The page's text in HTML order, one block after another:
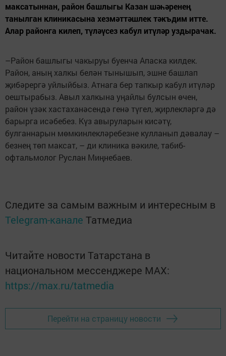
максатыннан, район башлыгы Казан шәһәренең
танылган клиникасына хезмәттәшлек тәкъдим итте.
Алар районга килеп, түләүсез кабул итүләр уздырачак.
–Район башлыгы чакыруы буенча Апаска килдек.
Район, аның халкы белән тынышып, эшне башлап
җибәрергә уйлыйбыз. Атнага бер тапкыр кабул итүләр
оештырабыз. Авыл халкына уңайлы булсын өчен,
район үзәк хастаханәсендә генә түгел, җирлекләргә дә
барырга исәбебез. Күз авыруларын кисәтү,
булганнарын мөмкинлекләребезне кулланып дәвалау –
безнең төп максат, – ди клиника вәкиле, табиб-
офтальмолог Руслан Миңнебаев.
Следите за самым важным и интересным в
Telegram-канале Татмедиа
Читайте новости Татарстана в
национальном мессенджере MАХ:
https://max.ru/tatmedia
Перейти на страницу новости